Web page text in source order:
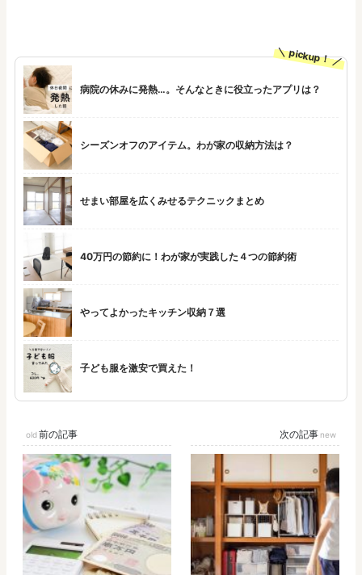
pickup！
病院の休みに発熱…。そんなときに役立ったアプリは？
シーズンオフのアイテム。わが家の収納方法は？
せまい部屋を広くみせるテクニックまとめ
40万円の節約に！わが家が実践した４つの節約術
やってよかったキッチン収納７選
子ども服を激安で買えた！
前の記事 次の記事